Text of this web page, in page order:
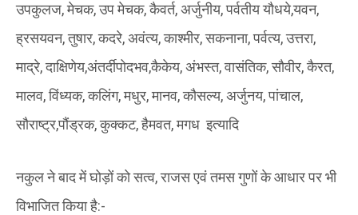
उपकुलज, मेचक, उप मेचक, कैवर्त, अर्जुनीय, पर्वतीय यौधये,यवन,
ह्रसयवन, तुषार, कदरे, अवंत्य, काश्मीर, सकनाना, पर्वत्य, उत्तरा,
माद्रे, दाक्षिणेय,अंतर्दीपोदभव,कैकेय, अंभस्त, वासंतिक, सौवीर, कैरत,
मालव, विंध्यक, कलिंग, मधुर, मानव, कौसल्य, अर्जुनय, पांचाल,
सौराष्ट्र,पौंड्रक, कुक्कट, हैमवत, मगध इत्यादि
नकुल ने बाद में घोड़ों को सत्व, राजस एवं तमस गुणों के आधार पर भी
विभाजित किया है:-